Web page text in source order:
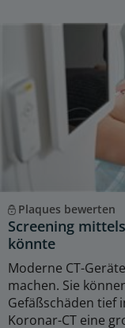
Plaques bewerten
Screening
könnte
Moderne CT-
machen. Sie
Gefäßschäden tief
Koronar-CT eine